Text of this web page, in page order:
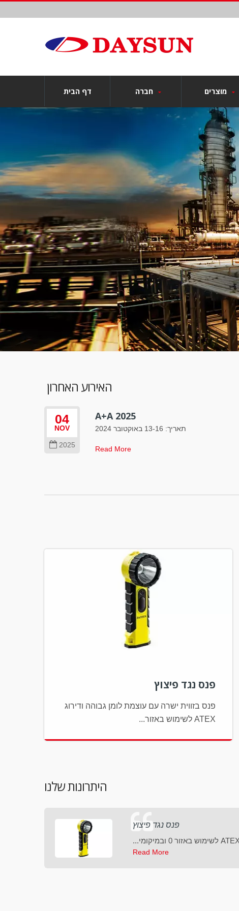
דף הבית מוצרים
האירוע האחרון
04
NOV
2025
A+A 2025
תאריך: 13-16 באוקטובר 2024
Read More
פנס נגד פיצוץ
פנס בזווית ישרה עם עוצמת לומן גבוהה ודירוג
ATEX לשימוש באזור...
היתרונות שלנו
פנס נגד פיצוץ
Read More